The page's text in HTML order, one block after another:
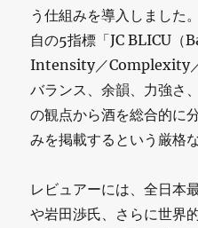
う仕組みを導入しました
自の5指標「JC BLICU
Intensity／Complexity
バランス、余韻、力強さ
の観点から酒を総合的に
みを掲載するという厳格
レビュアーには、全日本
や岩田渉氏、さらに世界